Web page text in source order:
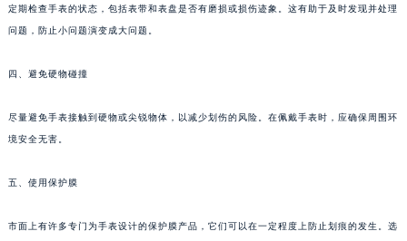
定期检查手表的状态，包括表带和表盘是否有磨损或损伤迹象。这有助于及时发现并处理
问题，防止小问题演变成大问题。
四、避免硬物碰撞
尽量避免手表接触到硬物或尖锐物体，以减少划伤的风险。在佩戴手表时，应确保周围环
境安全无害。
五、使用保护膜
市面上有许多专门为手表设计的保护膜产品，它们可以在一定程度上防止划痕的发生。选